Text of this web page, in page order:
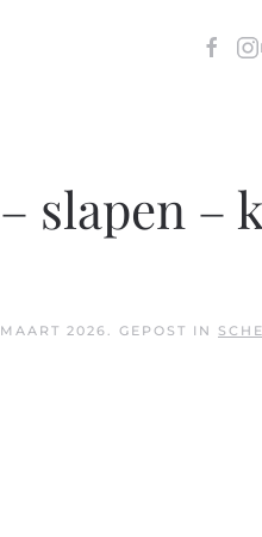
slapen –
2026. GEPOST IN